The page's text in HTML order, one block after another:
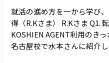
か
ん
だ
最
就活の進め方を一から学び
得（R.Kさま） R.Kさま Q1.
KOSHIEN AGENT利用のき
名古屋校で水本さんに紹介
を
一
か
ら